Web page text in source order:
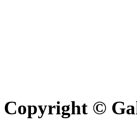
Copyright ©